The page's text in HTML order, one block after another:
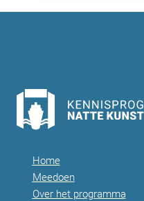
Home
Meedoen
Over het programma